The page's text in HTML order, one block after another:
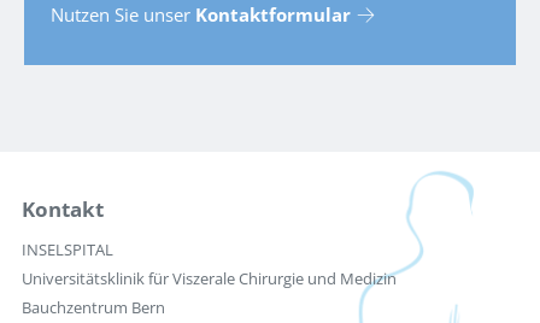
Nutzen Sie unser Kontaktformular
Kontakt
INSELSPITAL
Universitätsklinik für Viszerale Chirurgie und Medizin
Bauchzentrum Bern